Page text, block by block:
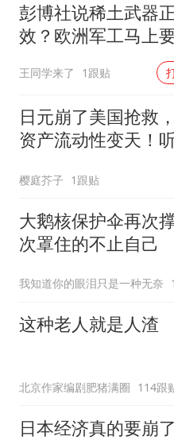
彭博社说稀土武器
效？欧洲军工马上
产，美国砸钱建厂
解近渴
王同学来了 1跟贴
日元崩了美国抢救
资产流动性变天！
樱庭芥子 1跟贴
大鹅核保护伞再次
次罩住的不止自己
我知道你的眼泪只是一种无奈
这种老人就是人渣
北京作家编剧肥猪满圈 114跟
日本经济真的要崩